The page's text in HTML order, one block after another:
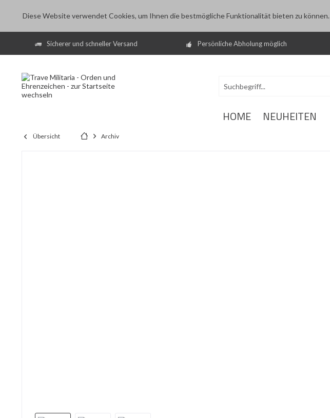
Diese Website verwendet Cookies, um Ihnen die bestmögliche Funktionalität bieten zu können.
Sicherer und schneller Versand Persönliche Abholung möglich
HOME NEUHEITEN
Übersicht Archiv